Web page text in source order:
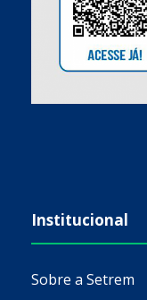
Institucional
Sobre a Setrem